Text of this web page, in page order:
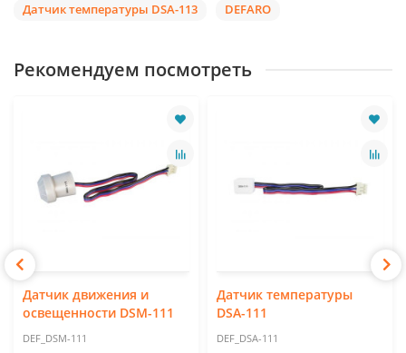
Датчик температуры DSA-113 DEFARO
Рекомендуем посмотреть
Датчик движения и
освещенности DSM-111
DEF_DSM-111
Датчик температуры
DSA-111
DEF_DSA-111